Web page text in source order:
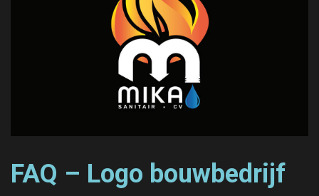
FAQ – Logo bouwbedrijf